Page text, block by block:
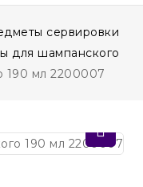
сервировки
для шампанского
190 мл 2200007